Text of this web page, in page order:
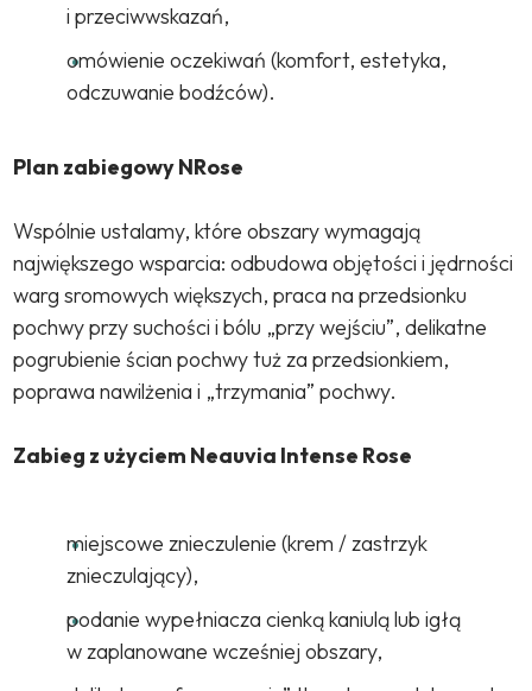
i przeciwwskazań,
omówienie oczekiwań (komfort, estetyka,
odczuwanie bodźców).
Plan zabiegowy NRose
Wspólnie ustalamy, które obszary wymagają
największego wsparcia: odbudowa objętości i jędrności
warg sromowych większych, praca na przedsionku
pochwy przy suchości i bólu „przy wejściu”, delikatne
pogrubienie ścian pochwy tuż za przedsionkiem,
poprawa nawilżenia i „trzymania” pochwy.
Zabieg z użyciem Neauvia Intense Rose
miejscowe znieczulenie (krem / zastrzyk
znieczulający),
podanie wypełniacza cienką kaniulą lub igłą
w zaplanowane wcześniej obszary,